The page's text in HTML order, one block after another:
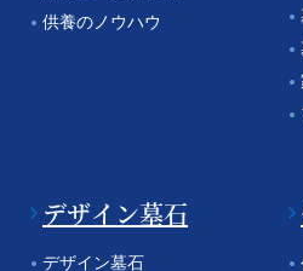
供養のノウハウ
デザイン墓石
デザイン墓石